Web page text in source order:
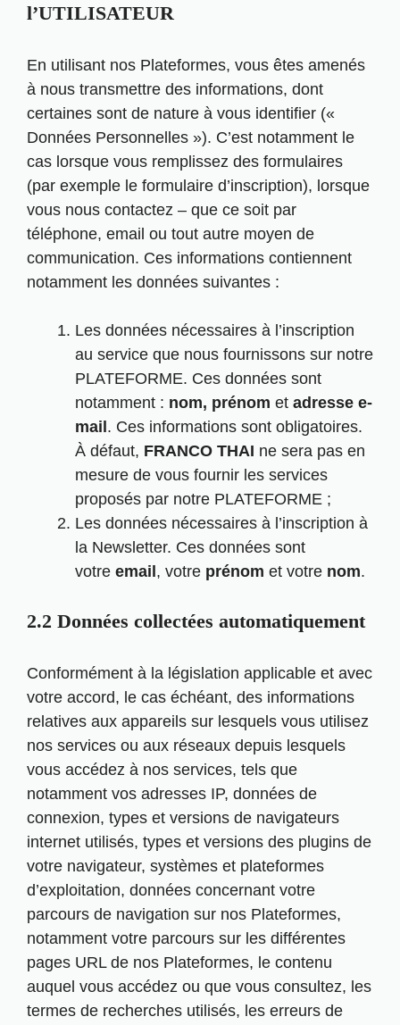
l’UTILISATEUR
En utilisant nos Plateformes, vous êtes amenés
à nous transmettre des informations, dont
certaines sont de nature à vous identifier («
Données Personnelles »). C’est notamment le
cas lorsque vous remplissez des formulaires
(par exemple le formulaire d’inscription), lorsque
vous nous contactez – que ce soit par
téléphone, email ou tout autre moyen de
communication. Ces informations contiennent
notamment les données suivantes :
Les données nécessaires à l’inscription
au service que nous fournissons sur notre
PLATEFORME. Ces données sont
notamment : nom, prénom et adresse e-
mail. Ces informations sont obligatoires.
À défaut, FRANCO THAI ne sera pas en
mesure de vous fournir les services
proposés par notre PLATEFORME ;
Les données nécessaires à l’inscription à
la Newsletter. Ces données sont
votre email, votre prénom et votre nom.
2.2 Données collectées automatiquement
Conformément à la législation applicable et avec
votre accord, le cas échéant, des informations
relatives aux appareils sur lesquels vous utilisez
nos services ou aux réseaux depuis lesquels
vous accédez à nos services, tels que
notamment vos adresses IP, données de
connexion, types et versions de navigateurs
internet utilisés, types et versions des plugins de
votre navigateur, systèmes et plateformes
d’exploitation, données concernant votre
parcours de navigation sur nos Plateformes,
notamment votre parcours sur les différentes
pages URL de nos Plateformes, le contenu
auquel vous accédez ou que vous consultez, les
termes de recherches utilisés, les erreurs de